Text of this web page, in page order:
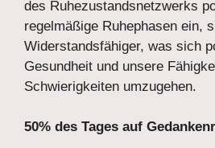
des Ruhezustandsnetzwerks
regelmäßige Ruhephasen ein,
Widerstandsfähiger, was sich
Gesundheit und unsere
Schwierigkeiten umzugehen.
50% des Tages auf